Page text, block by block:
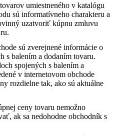
umiestneného v katalógu
sú informatívneho charakteru a
uzatvoriť kúpnu zmluvu
sú zverejnené informácie o
s balením a dodaním tovaru.
spojených s balením a
v internetovom obchode
rozdielne tak, ako sú aktuálne
ceny tovaru nemožno
ak sa nedohodne obchodník s